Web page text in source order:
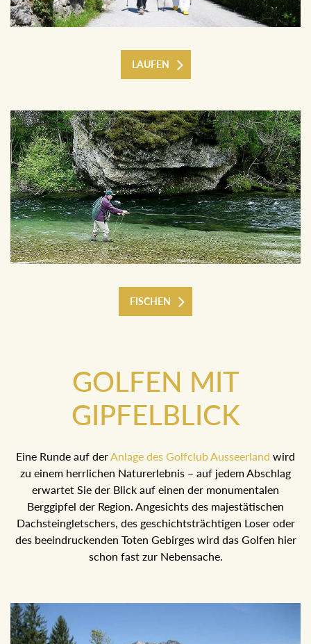
LAUFEN
FISCHEN
GOLFEN MIT
GIPFELBLICK
Eine Runde auf derAnlage des Golfclub Ausseerland wird
zu einem herrlichen Naturerlebnis – auf jedem Abschlag
erwartet Sie der Blick auf einen der monumentalen
Berggipfel der Region. Angesichts des majestätischen
Dachsteingletschers, des geschichtsträchtigen Loser oder
des beeindruckenden Toten Gebirges wird das Golfen hier
schon fast zur Nebensache.